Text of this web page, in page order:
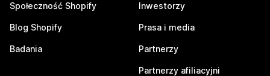
Społeczność Shopify
Blog Shopify
Badania
Inwestorzy
Prasa i media
Partnerzy
Partnerzy afiliacyjni